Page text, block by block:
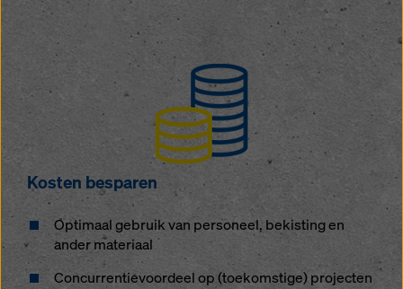
Kosten besparen
Optimaal gebruik van personeel, bekisting en
ander materiaal
Concurrentievoordeel op (toekomstige) projecten